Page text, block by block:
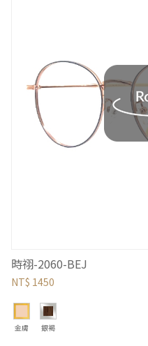
時祤-2060-BEJ
NT$ 1450
金膚 銀褐